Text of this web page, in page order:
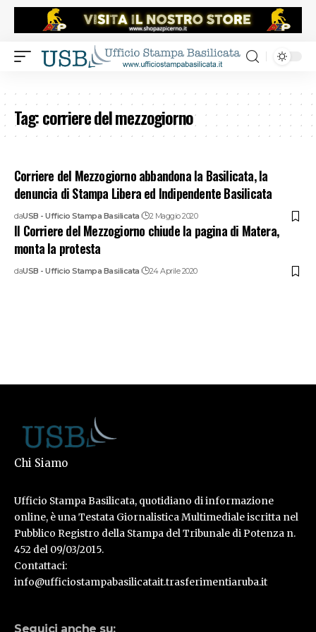
Tag:corriere del mezzogiorno
Corriere del Mezzogiorno abbandona la Basilicata, la
denuncia di Stampa Libera ed Indipendente Basilicata
daUSB - Ufficio Stampa Basilicata 2 Maggio 2020
Il Corriere del Mezzogiorno chiude la pagina di Matera,
monta la protesta
daUSB - Ufficio Stampa Basilicata 24 Aprile 2020
Chi Siamo
Ufficio Stampa Basilicata, quotidiano di informazione
online, è una Testata Giornalistica Multimediale iscritta nel
Pubblico Registro della Stampa del Tribunale di Potenza n.
452 del 09/03/2015.
Contattaci:
info@ufficiostampabasilicatait.trasferimentiaruba.it
Seguici anche su: